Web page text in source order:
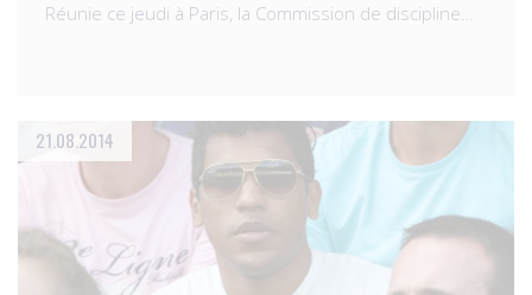
Réunie ce jeudi à Paris, la Commission de discipline…
21.08.2014